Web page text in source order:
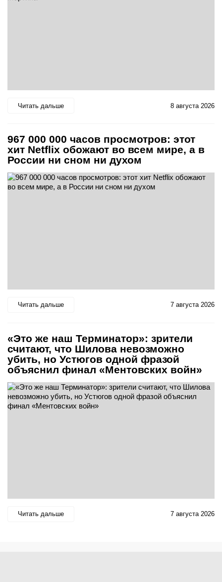
Читать дальше 8 августа 2026
967 000 000 часов просмотров: этот
хит Netflix обожают во всем мире, а в
России ни сном ни духом
Читать дальше 7 августа 2026
«Это же наш Терминатор»: зрители
считают, что Шилова невозможно
убить, но Устюгов одной фразой
объяснил финал «Ментовских войн»
Читать дальше 7 августа 2026